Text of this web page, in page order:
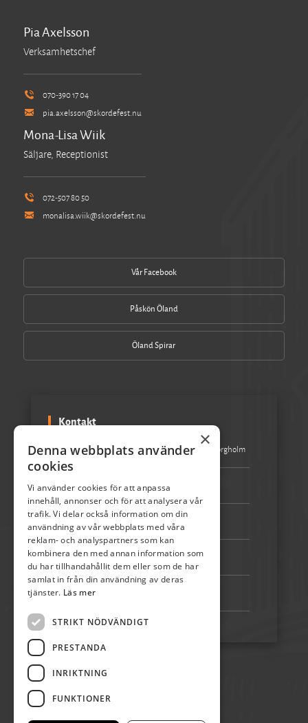
Pia Axelsson
Verksamhetschef
070-390 17 04
pia.axelsson@skordefest.nu
Mona-Lisa Wiik
Säljare, Receptionist
072-507 80 50
monalisa.wiik@skordefest.nu
Vår Facebook
Påskön Öland
Öland Spirar
Kontakt
Besöksadress: Turistbyrån Storgatan 1 387 31 Borgholm
Epost: info@skordefest.nu
072-507 80 50
Bankgiro: 5192-4348
Swish: 123 222 02 67
×
Denna webbplats använder
cookies
Vi använder cookies för att anpassa
innehåll, annonser och för att analysera vår
trafik. Vi delar också information om din
användning av vår webbplats med våra
reklam- och analyspartners som kan
kombinera den med annan information som
du har tillhandahållit dem eller som de har
samlat in från din användning av deras
tjänster. Läs mer
STRIKT NÖDVÄNDIGT
PRESTANDA
INRIKTNING
FUNKTIONER